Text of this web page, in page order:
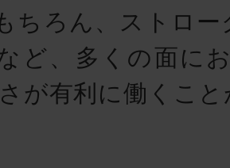
ちろん、ストロー
ど、多くの面に
が有利に働くこ